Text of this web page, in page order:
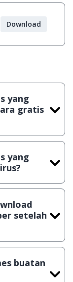
Download
yang
gratis
games yang
yang
3 jenis
100%
setelah
beberapa
dan jika
lisensi
buatan